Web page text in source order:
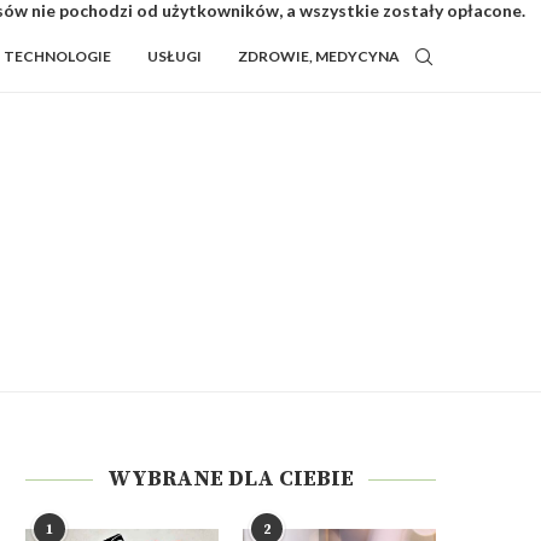
nie pochodzi od użytkowników, a wszystkie zostały opłacone.
TECHNOLOGIE USŁUGI ZDROWIE, MEDYCYNA
WYBRANE DLA CIEBIE
1 2